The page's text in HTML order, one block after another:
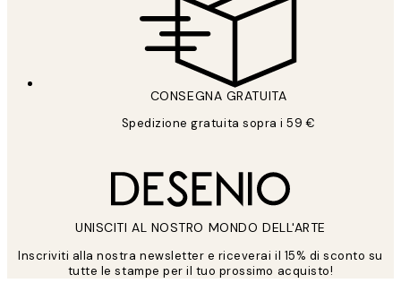
CONSEGNA GRATUITA
Spedizione gratuita sopra i 59 €
UNISCITI AL NOSTRO MONDO DELL'ARTE
Inscriviti alla nostra newsletter e riceverai il 15% di sconto su
tutte le stampe per il tuo prossimo acquisto!